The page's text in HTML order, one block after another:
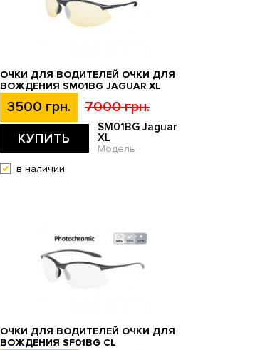
ОЧКИ ДЛЯ ВОДИТЕЛЕЙ ОЧКИ ДЛЯ
ВОЖДЕНИЯ SM01BG JAGUAR XL
3500 грн. 7000 грн.
КУПИТЬ
SM01BG Jaguar
XL
Модель
в наличии
ОЧКИ ДЛЯ ВОДИТЕЛЕЙ ОЧКИ ДЛЯ
ВОЖДЕНИЯ SF01BG CL